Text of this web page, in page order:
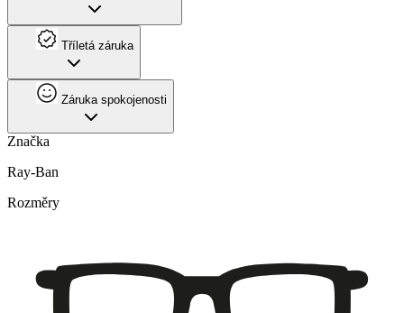
Tříletá záruka
Záruka spokojenosti
Značka
Ray-Ban
Rozměry